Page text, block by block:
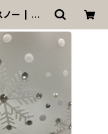
ー | MO